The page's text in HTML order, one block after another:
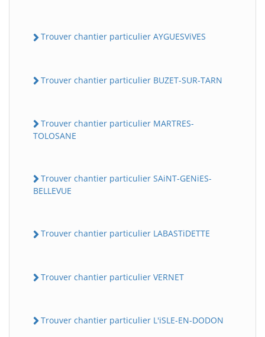
Trouver chantier particulier AYGUESViVES
Trouver chantier particulier BUZET-SUR-TARN
Trouver chantier particulier MARTRES-
TOLOSANE
Trouver chantier particulier SAiNT-GENiES-
BELLEVUE
Trouver chantier particulier LABASTiDETTE
Trouver chantier particulier VERNET
Trouver chantier particulier L'iSLE-EN-DODON